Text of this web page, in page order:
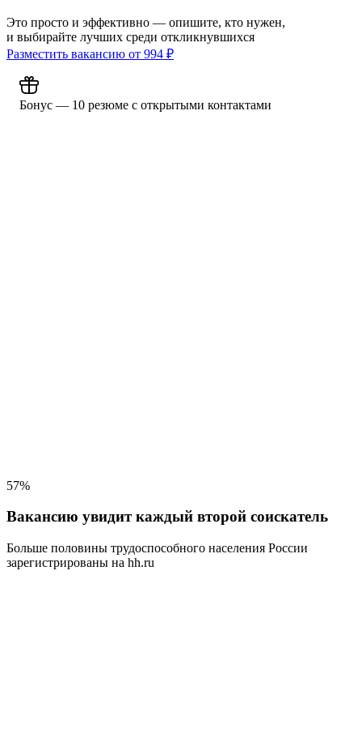
Это просто и эффективно — опишите, кто нужен,
и выбирайте лучших среди откликнувшихся
Разместить вакансию от 994 ₽
Бонус — 10 резюме с открытыми контактами
57%
Вакансию увидит каждый второй соискатель
Больше половины трудоспособного населения России
зарегистрированы на hh.ru